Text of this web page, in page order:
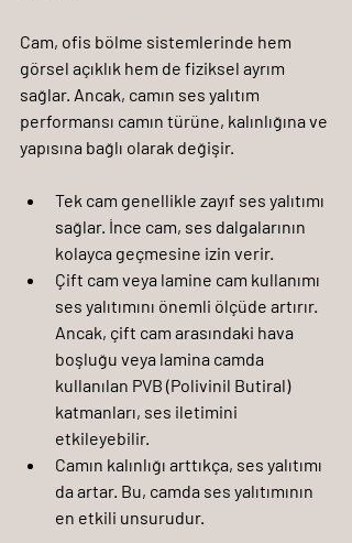
Cam, ofis bölme sistemlerinde hem
görsel açıklık hem de fiziksel ayrım
sağlar. Ancak, camın ses yalıtım
performansı camın türüne, kalınlığına ve
yapısına bağlı olarak değişir.
Tek cam genellikle zayıf ses yalıtımı
sağlar. İnce cam, ses dalgalarının
kolayca geçmesine izin verir.
Çift cam veya lamine cam kullanımı
ses yalıtımını önemli ölçüde artırır.
Ancak, çift cam arasındaki hava
boşluğu veya lamina camda
kullanılan PVB (Polivinil Butiral)
katmanları, ses iletimini
etkileyebilir.
Camın kalınlığı arttıkça, ses yalıtımı
da artar. Bu, camda ses yalıtımının
en etkili unsurudur.